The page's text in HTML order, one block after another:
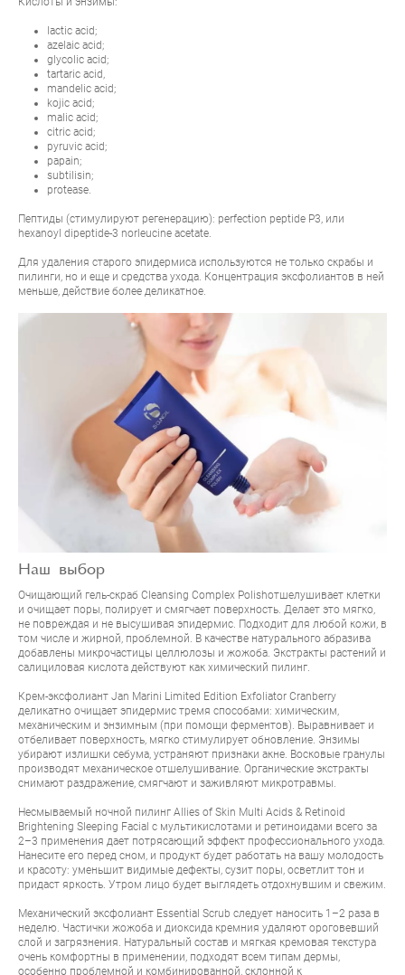
lactic acid;
azelaic acid;
glycolic acid;
tartaric acid,
mandelic acid;
kojic acid;
malic acid;
citric acid;
pyruvic acid;
papain;
subtilisin;
protease.
Пептиды (стимулируют регенерацию): perfection peptide P3, или
hexanoyl dipeptide-3 norleucine acetate.
Для удаления старого эпидермиса используются не только скрабы и
пилинги, но и еще и средства ухода. Концентрация эксфолиантов в ней
меньше, действие более деликатное.
Наш выбор
Очищающий гель-скраб Cleansing Complex Polishотшелушивает клетки
и очищает поры, полирует и смягчает поверхность. Делает это мягко,
не повреждая и не высушивая эпидермис. Подходит для любой кожи, в
том числе и жирной, проблемной. В качестве натурального абразива
добавлены микрочастицы целлюлозы и жожоба. Экстракты растений и
салициловая кислота действуют как химический пилинг.
Крем-эксфолиант Jan Marini Limited Edition Exfoliator Cranberry
деликатно очищает эпидермис тремя способами: химическим,
механическим и энзимным (при помощи ферментов). Выравнивает и
отбеливает поверхность, мягко стимулирует обновление. Энзимы
убирают излишки себума, устраняют признаки акне. Восковые гранулы
производят механическое отшелушивание. Органические экстракты
снимают раздражение, смягчают и заживляют микротравмы.
Несмываемый ночной пилинг Allies of Skin Multi Acids & Retinoid
Brightening Sleeping Facial с мультикислотами и ретиноидами всего за
2–3 применения дает потрясающий эффект профессионального ухода.
Нанесите его перед сном, и продукт будет работать на вашу молодость
и красоту: уменьшит видимые дефекты, сузит поры, осветлит тон и
придаст яркость. Утром лицо будет выглядеть отдохнувшим и свежим.
Механический эксфолиант Essential Scrub следует наносить 1–2 раза в
неделю. Частички жожоба и диоксида кремния удаляют ороговевший
слой и загрязнения. Натуральный состав и мягкая кремовая текстура
очень комфортны в применении, подходят всем типам дермы,
особенно проблемной и комбинированной, склонной к